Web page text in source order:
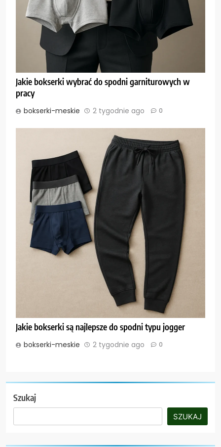
Jakie bokserki wybrać do spodni garniturowych w
pracy
bokserki-meskie 2 tygodnie ago 0
Jakie bokserki są najlepsze do spodni typu jogger
bokserki-meskie 2 tygodnie ago 0
Szukaj
SZUKAJ